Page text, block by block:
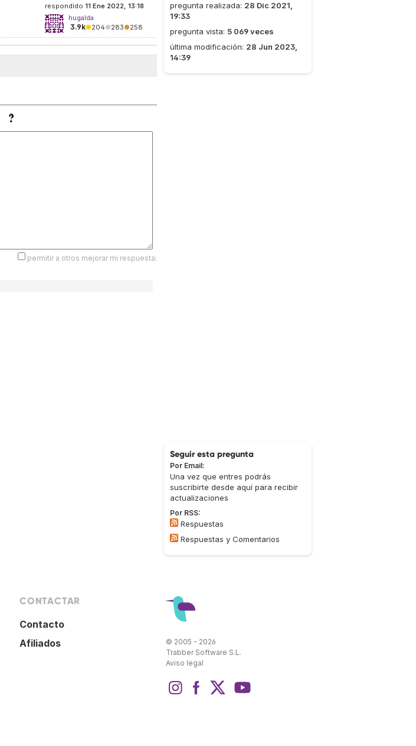
respondido 11 Ene 2022, 13:18
hugalda
3.9k●204●283●258
permitir a otros mejorar mi respuesta:
pregunta realizada: 28 Dic 2021,
19:33
pregunta vista: 5 069 veces
última modificación: 28 Jun 2023,
14:39
Seguir esta pregunta
Por Email:
Una vez que entres podrás
suscribirte desde aquí para recibir
actualizaciones
Por RSS:
Respuestas
Respuestas y Comentarios
CONTACTAR
Contacto
Afiliados
© 2005 - 2026
Trabber Software S.L.
Aviso legal